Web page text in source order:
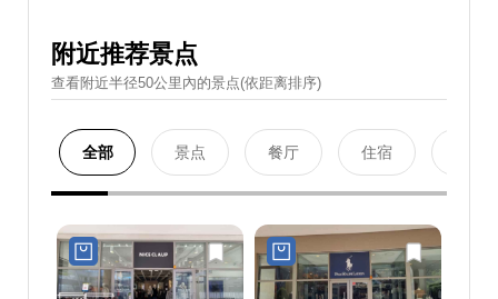
附近推荐景点
查看附近半径50公里內的景点(依距离排序)
全部 景点 餐厅 住宿